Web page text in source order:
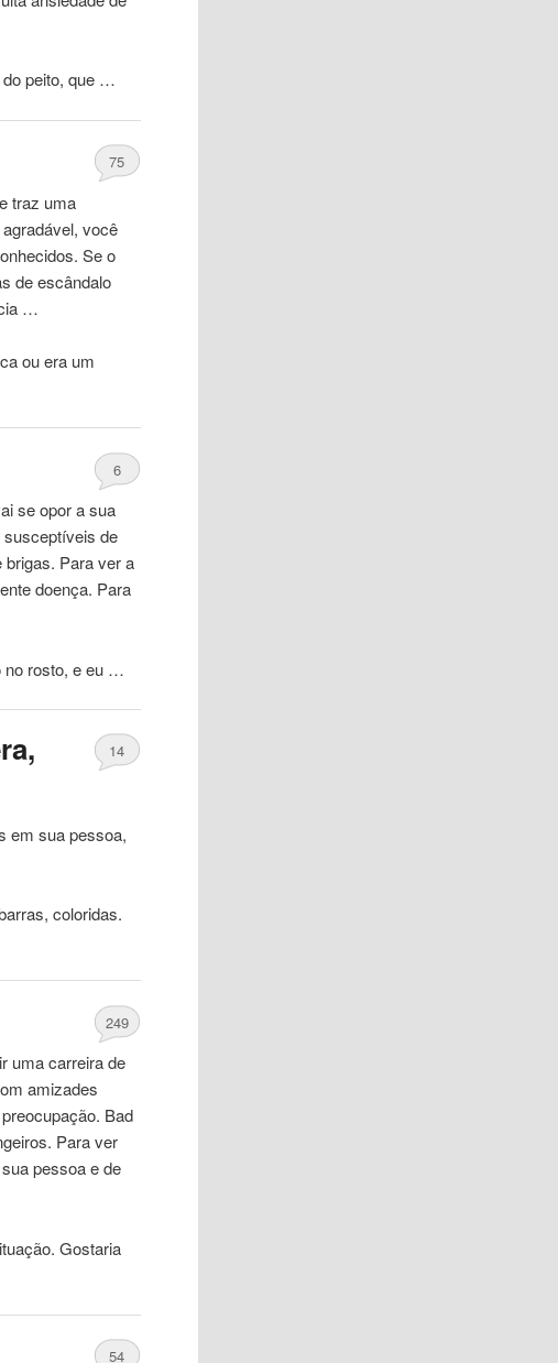
peito, que …
75
traz uma
você
Se o
de escândalo
…
ou era um
6
se opor a sua
susceptíveis de
brigas. Para ver a
doença. Para
no rosto, e eu …
14
em suapessoa,
coloridas.
249
umacarreira de
amizades
Bad
Para ver
suapessoae de
Gostaria
54